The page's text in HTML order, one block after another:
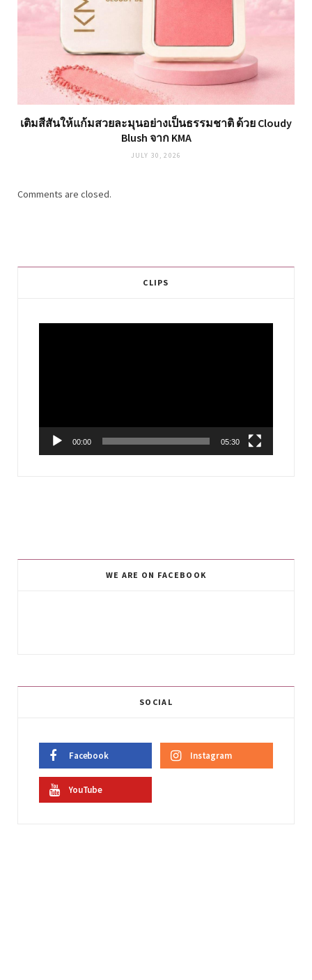
เติมสีสันให้แก้มสวยละมุนอย่างเป็นธรรมชาติ ด้วย Cloudy
Blush จาก KMA
JULY 30, 2026
Comments are closed.
CLIPS
00:00 05:30
WE ARE ON FACEBOOK
SOCIAL
Facebook Instagram
YouTube